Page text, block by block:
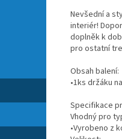
Nevšední a
interiér!
doplněk k
pro ostatní
Obsah balení:
•1ks držáku
Specifikace
Vhodný pro
•Vyrobeno z